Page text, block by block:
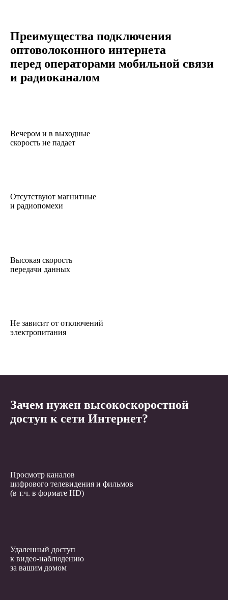
Преимущества подключения
оптоволоконного интернета
перед операторами мобильной связи
и радиоканалом
Вечером и в выходные
скорость не падает
Отсутствуют магнитные
и радиопомехи
Высокая скорость
передачи данных
Не зависит от отключений
электропитания
Зачем нужен высокоскоростной
доступ к сети Интернет?
Просмотр каналов
цифрового телевидения и фильмов
(в т.ч. в формате HD)
Удаленный доступ
к видео-наблюдению
за вашим домом